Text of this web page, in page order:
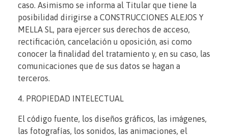
caso. Asimismo se informa al Titular que tiene la
posibilidad dirigirse a CONSTRUCCIONES ALEJOS Y
MELLA SL, para ejercer sus derechos de acceso,
rectificación, cancelación u oposición, asi como
conocer la finalidad del tratamiento y, en su caso, las
comunicaciones que de sus datos se hagan a
terceros.
4. PROPIEDAD INTELECTUAL
El código fuente, los diseños gráficos, las imágenes,
las fotografías, los sonidos, las animaciones, el